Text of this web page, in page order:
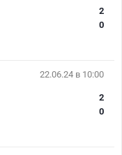
2
0
22.06.24 в 10:00
2
0